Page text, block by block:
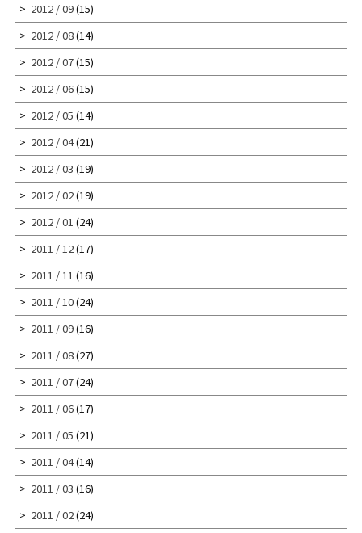
2012 / 09(15)
2012 / 08(14)
2012 / 07(15)
2012 / 06(15)
2012 / 05 (14)
2012 / 04(21)
2012 / 03 (19)
2012 / 02(19)
2012 / 01 (24)
2011 / 12(17)
2011 / 11 (16)
2011 / 10(24)
2011 / 09(16)
2011 / 08(27)
2011 / 07(24)
2011 / 06(17)
2011 / 05 (21)
2011 / 04(14)
2011 / 03 (16)
2011 / 02(24)